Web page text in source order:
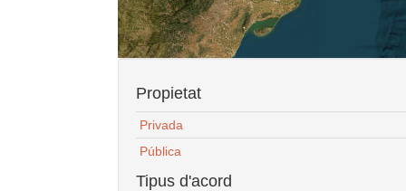
Propietat
Privada
Pública
Tipus d'acord